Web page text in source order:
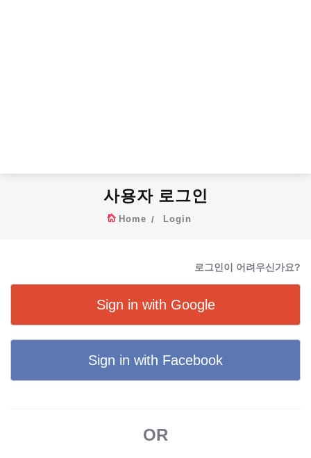
사용자 로그인
Home Login
로그인이 어려우신가요?
Sign in with Google
Sign in with Facebook
OR